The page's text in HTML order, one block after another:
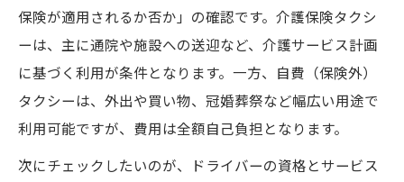
保険が適用されるか否か」の確認です。介護保険タクシ
ーは、主に通院や施設への送迎など、介護サービス計画
に基づく利用が条件となります。一方、自費（保険外）
タクシーは、外出や買い物、冠婚葬祭など幅広い用途で
利用可能ですが、費用は全額自己負担となります。
次にチェックしたいのが、ドライバーの資格とサービス